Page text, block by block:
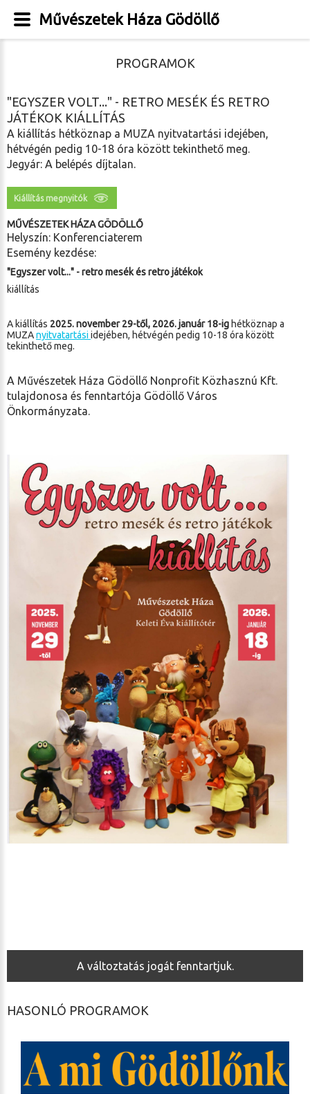
PROGRAMOK
"EGYSZER VOLT..." - RETRO MESÉK ÉS RETRO
JÁTÉKOK KIÁLLÍTÁS
A kiállítás hétköznap a MUZA nyitvatartási idejében,
hétvégén pedig 10-18 óra között tekinthető meg.
Jegyár: A belépés díjtalan.
Kiállítás megnyitók
MŰVÉSZETEK HÁZA GÖDÖLLŐ
Helyszín: Konferenciaterem
Esemény kezdése:
"Egyszer volt..." - retro mesék és retro játékok
kiállítás
A kiállítás 2025. november 29-től, 2026. január 18-ig hétköznap a
MUZAnyitvatartásiidejében, hétvégén pedig 10-18 óra között
tekinthető meg.
A Művészetek Háza Gödöllő Nonprofit Közhasznú Kft.
tulajdonosa és fenntartója Gödöllő Város
Önkormányzata.
A változtatás jogát fenntartjuk.
HASONLÓ PROGRAMOK
Művészetek Háza Gödöllő